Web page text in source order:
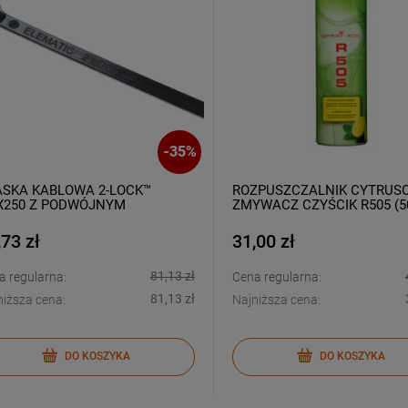
-35%
KABLOWA 2-LOCK™
Z PODWÓJNYM
zł
regularna:
81,13 zł
cena:
81,13 zł
DO KOSZYKA
ROZPUSZCZALNIK
ZMYWACZ CZYŚCIK R505
31,00 zł
Cena regularna:
Najniższa cena:
DO KOSZYKA